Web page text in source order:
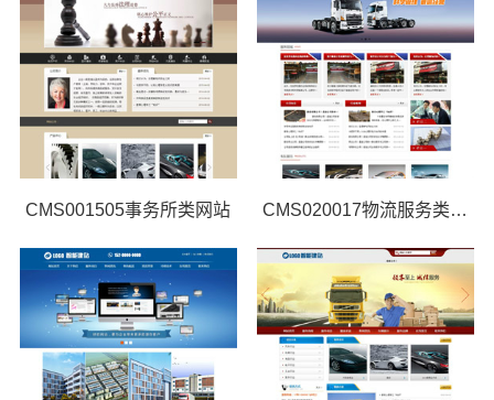
CMS001505事务所类网站 CMS020017物流服务类网站